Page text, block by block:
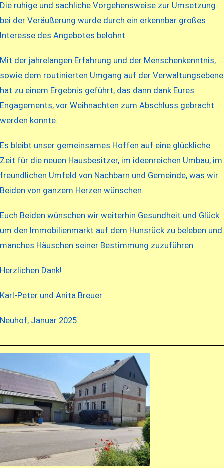
Die ruhige und sachliche Vorgehensweise zur Umsetzung
bei der Veräußerung wurde durch ein erkennbar großes
Interesse des Angebotes belohnt.
Mit der jahrelangen Erfahrung und der Menschenkenntnis,
sowie dem routinierten Umgang auf der Verwaltungsebene
hat zu einem Ergebnis geführt, das dann dank Eures
Engagements, vor Weihnachten zum Abschluss gebracht
werden konnte.
Es bleibt unser gemeinsames Hoffen auf eine glückliche
Zeit für die neuen Hausbesitzer, im ideenreichen Umbau, im
freundlichen Umfeld von Nachbarn und Gemeinde, was wir
Beiden von ganzem Herzen wünschen.
Euch Beiden wünschen wir weiterhin Gesundheit und Glück
um den Immobilienmarkt auf dem Hunsrück zu beleben und
manches Häuschen seiner Bestimmung zuzuführen.
Herzlichen Dank!
Karl-Peter und Anita Breuer
Neuhof, Januar 2025